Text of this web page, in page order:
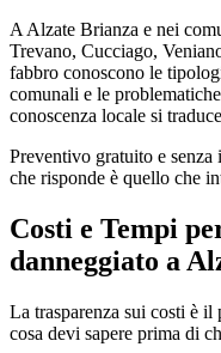
A Alzate Brianza e nei
Trevano, Cucciago,
fabbro conoscono le
comunali e le
conoscenza locale si
Preventivo gratuito e
che risponde è quello che
Costi e Tempi
danneggiato a
La trasparenza sui costi è
cosa devi sapere prima di